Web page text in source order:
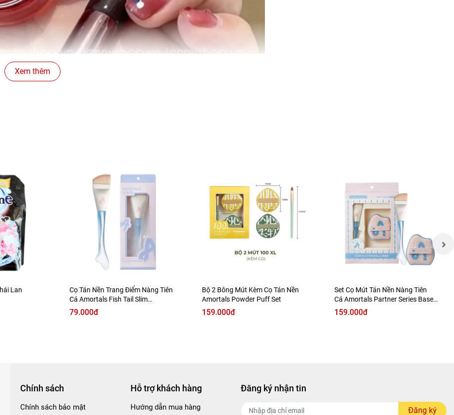
Xem thêm
Lan
Cọ Tán Nền Trang Điểm Nàng Tiên
Cá Amortals Fish Tail Slim
Foundation Brush
79.000đ
Bộ 2 Bông Mút Kèm Cọ Tán Nền
Amortals Powder Puff Set
159.000đ
Set Cọ Mút Tán Nền Nàng Tiên
Cá Amortals Partner Series Base
Makeup CP Tool Box
159.000đ
Chính sách
Chính sách bảo mật
Hỗ trợ khách hàng
Hướng dẫn mua hàng
Đăng ký nhận tin
Đăng ký